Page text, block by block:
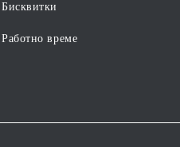
Бисквитки
Работно време